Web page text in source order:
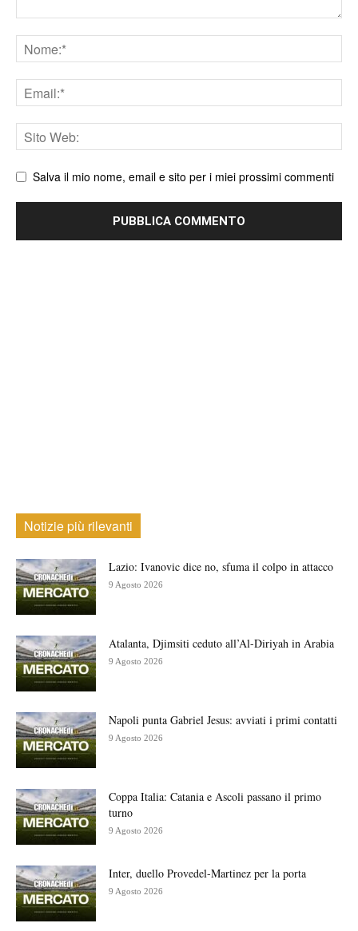
Nome
Email
Sito
web
Salva il mio nome, email e sito per i miei prossimi commenti
Notizie più rilevanti
Lazio: Ivanovic dice no, sfuma il colpo in attacco
9 Agosto 2026
Atalanta, Djimsiti ceduto all’Al-Diriyah in Arabia
9 Agosto 2026
Napoli punta Gabriel Jesus: avviati i primi contatti
9 Agosto 2026
Coppa Italia: Catania e Ascoli passano il primo
turno
9 Agosto 2026
Inter, duello Provedel-Martinez per la porta
9 Agosto 2026